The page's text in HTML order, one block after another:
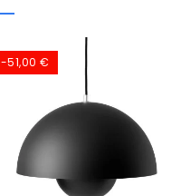
-51,00 €